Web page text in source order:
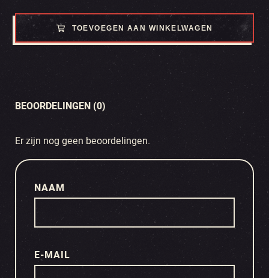
TOEVOEGEN AAN WINKELWAGEN
BEOORDELINGEN (0)
Er zijn nog geen beoordelingen.
NAAM
E-MAIL